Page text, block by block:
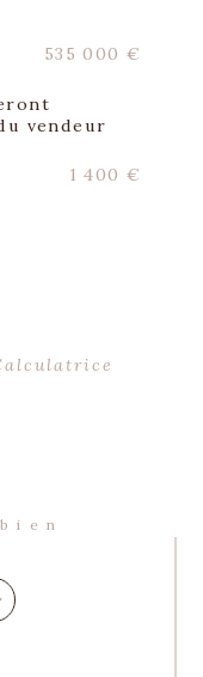
prix
535 000 €
vendeur
1 400 €